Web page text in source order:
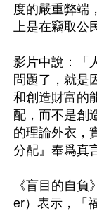
度的嚴重弊端
上是在竊取公
影片中說：「
問題了，就是
和創造財富的
配，而不是創
的理論外衣，
分配』奉爲真
《盲目的自
er）表示，「